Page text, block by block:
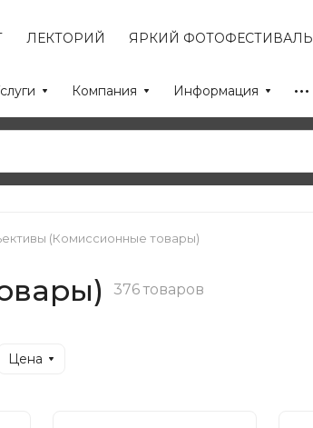
ЛЕКТОРИЙ ЯРКИЙ ФОТОФЕСТИВАЛЬ
Компания Информация
(Комиссионные товары)
376 товаров
Цена